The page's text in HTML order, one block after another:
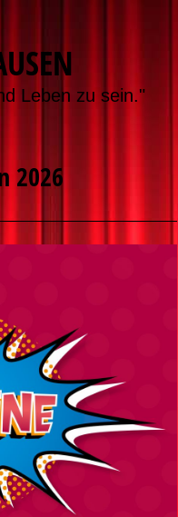
Leben zu sein."
2026